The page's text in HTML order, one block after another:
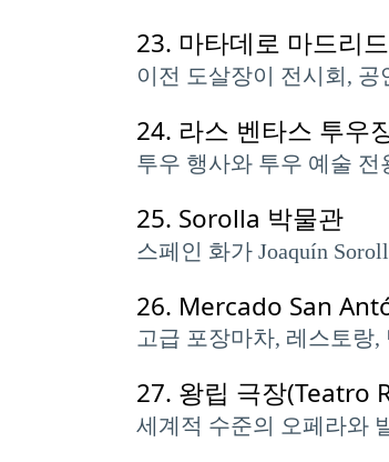
23. 마타데로 마드리
이전 도살장이 전시회,
24. 라스 벤타스 투우
투우 행사와 투우 예술
25. Sorolla 박물관
스페인 화가 Joaquín
26. Mercado San
고급 포장마차, 레스토랑
27. 왕립 극장(Teatro
세계적 수준의 오페라와